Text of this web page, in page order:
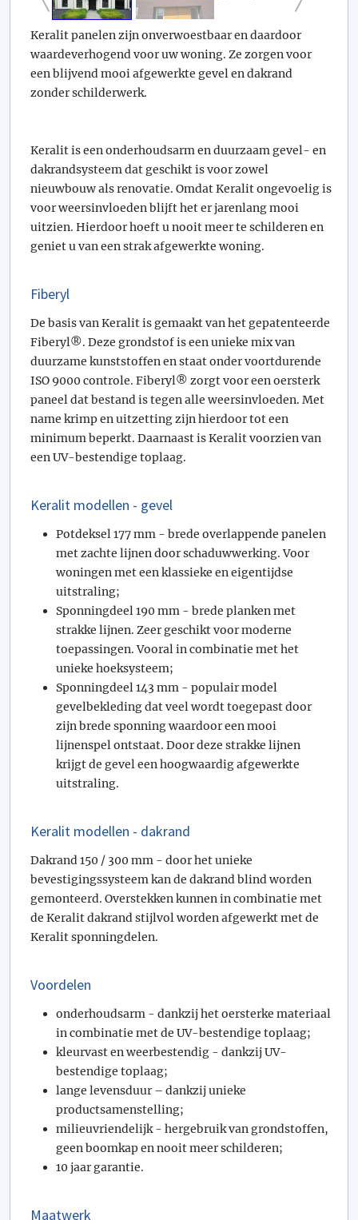
Keralit panelen zijn onverwoestbaar en daardoor
waardeverhogend voor uw woning. Ze zorgen voor
een blijvend mooi afgewerkte gevel en dakrand
zonder schilderwerk.
Keralit is een onderhoudsarm en duurzaam gevel- en
dakrandsysteem dat geschikt is voor zowel
nieuwbouw als renovatie. Omdat Keralit ongevoelig is
voor weersinvloeden blijft het er jarenlang mooi
uitzien. Hierdoor hoeft u nooit meer te schilderen en
geniet u van een strak afgewerkte woning.
Fiberyl
De basis van Keralit is gemaakt van het gepatenteerde
Fiberyl®. Deze grondstof is een unieke mix van
duurzame kunststoffen en staat onder voortdurende
ISO 9000 controle. Fiberyl® zorgt voor een oersterk
paneel dat bestand is tegen alle weersinvloeden. Met
name krimp en uitzetting zijn hierdoor tot een
minimum beperkt. Daarnaast is Keralit voorzien van
een UV-bestendige toplaag.
Keralit modellen - gevel
Potdeksel 177 mm - brede overlappende panelen
met zachte lijnen door schaduwwerking. Voor
woningen met een klassieke en eigentijdse
uitstraling;
Sponningdeel 190 mm - brede planken met
strakke lijnen. Zeer geschikt voor moderne
toepassingen. Vooral in combinatie met het
unieke hoeksysteem;
Sponningdeel 143 mm - populair model
gevelbekleding dat veel wordt toegepast door
zijn brede sponning waardoor een mooi
lijnenspel ontstaat. Door deze strakke lijnen
krijgt de gevel een hoogwaardig afgewerkte
uitstraling.
Keralit modellen - dakrand
Dakrand 150 / 300 mm - door het unieke
bevestigingssysteem kan de dakrand blind worden
gemonteerd. Overstekken kunnen in combinatie met
de Keralit dakrand stijlvol worden afgewerkt met de
Keralit sponningdelen.
Voordelen
onderhoudsarm - dankzij het oersterke materiaal
in combinatie met de UV-bestendige toplaag;
kleurvast en weerbestendig - dankzij UV-
bestendige toplaag;
lange levensduur – dankzij unieke
productsamenstelling;
milieuvriendelijk - hergebruik van grondstoffen,
geen boomkap en nooit meer schilderen;
10 jaar garantie.
Maatwerk